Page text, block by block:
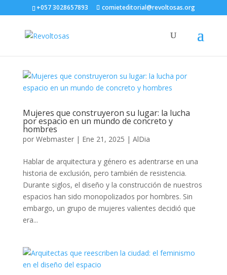
+057 3028657893 comieteditorial@revoltosas.org
Mujeres que construyeron su lugar: la lucha
por espacio en un mundo de concreto y
hombres
por Webmaster| Ene 21, 2025 | AlDia
Hablar de arquitectura y género es adentrarse en una
historia de exclusión, pero también de resistencia.
Durante siglos, el diseño y la construcción de nuestros
espacios han sido monopolizados por hombres. Sin
embargo, un grupo de mujeres valientes decidió que
era...